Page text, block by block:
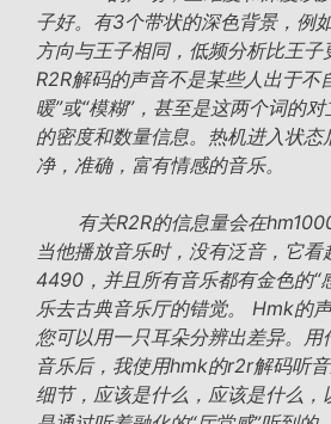
子好。有3个带状的深色背景，例
方向与王子相同，低频分析比王子
R2R解码的声音不是某些人出于不
暖”或“模糊”，甚至是这两个词的
的密度和数量信息。热机进入状态
净，准确，富有情感的音乐。
有关R2R的信息量会在
当他播放音乐时，没有泛音，它看
4490，并且所有音乐都有金色的“
乐去古典音乐厅的错觉。 Hmk的声
您可以用一只耳朵分辨出差异。用
音乐后，我使用hmk的r2r解码听
细节，应该是什么，应该是什么，